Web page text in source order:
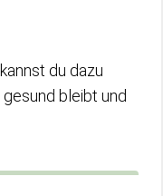
du dazu
bleibt und